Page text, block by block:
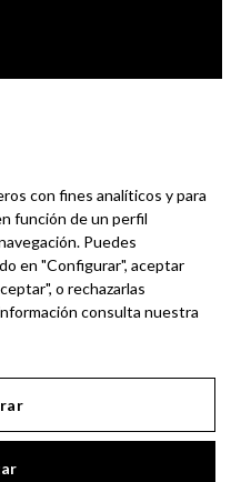
de Andrés Romero.
que hace cada día
BUSCAR
y presiona
con fines analíticos y para
función de un perfil
Puedes
en "Configurar", aceptar
o rechazarlas
consulta nuestra